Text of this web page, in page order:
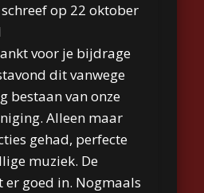
schreef op 22 oktober
voor je bijdrage
dit vanwege
bestaan van onze
Alleen maar
gehad, perfecte
muziek. De
er goed in. Nogmaals